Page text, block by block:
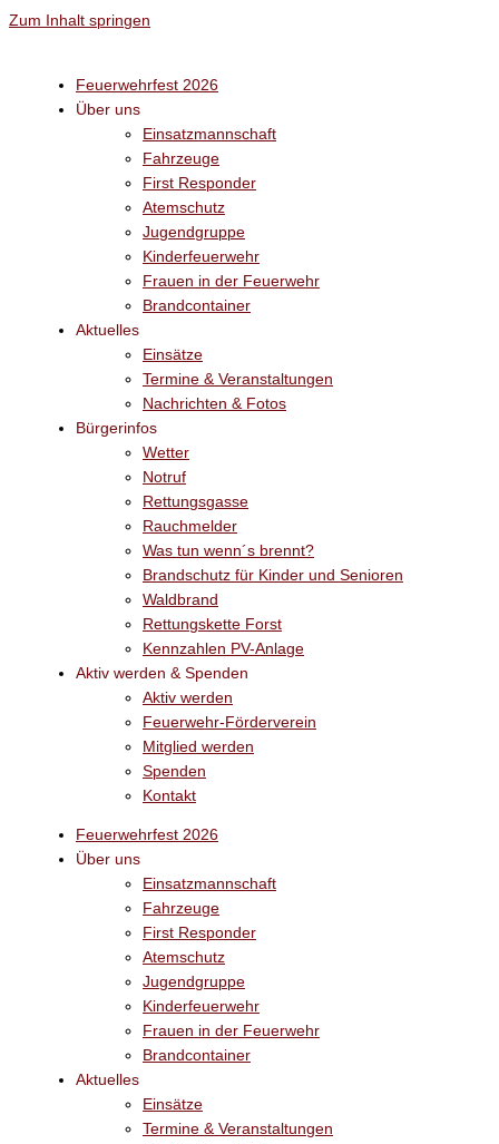
Zum Inhalt springen
Feuerwehrfest 2026
Über uns
Einsatzmannschaft
Fahrzeuge
First Responder
Atemschutz
Jugendgruppe
Kinderfeuerwehr
Frauen in der Feuerwehr
Brandcontainer
Aktuelles
Einsätze
Termine & Veranstaltungen
Nachrichten & Fotos
Bürgerinfos
Wetter
Notruf
Rettungsgasse
Rauchmelder
Was tun wenn´s brennt?
Brandschutz für Kinder und Senioren
Waldbrand
Rettungskette Forst
Kennzahlen PV-Anlage
Aktiv werden & Spenden
Aktiv werden
Feuerwehr-Förderverein
Mitglied werden
Spenden
Kontakt
Feuerwehrfest 2026
Über uns
Einsatzmannschaft
Fahrzeuge
First Responder
Atemschutz
Jugendgruppe
Kinderfeuerwehr
Frauen in der Feuerwehr
Brandcontainer
Aktuelles
Einsätze
Termine & Veranstaltungen